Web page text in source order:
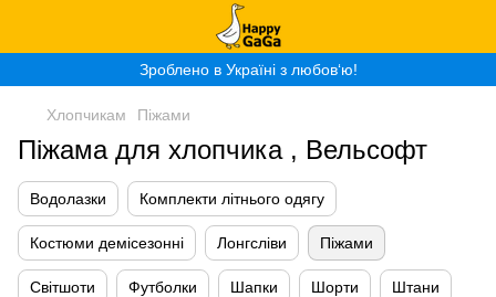
Зроблено в Україні з любов‘ю!
Хлопчикам Піжами
Піжама для хлопчика , Вельсофт
Водолазки Комплекти літнього одягу
Костюми демісезонні Лонгсліви Піжами
Світшоти Футболки Шапки Шорти Штани